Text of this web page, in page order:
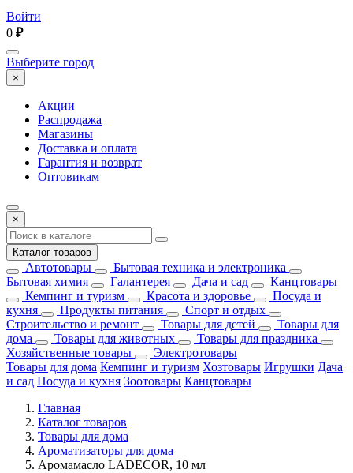
Войти
0 ₽
Выберите город
×
Акции
Распродажа
Магазины
Доставка и оплата
Гарантия и возврат
Оптовикам
×
Каталог товаров
Автотовары
Бытовая техника и электроника
Бытовая химия
Галантерея Дача и сад
Канцтовары
Кемпинг и туризм
Красота и здоровье
Посуда и
кухня
Продукты питания
Спорт и отдых
Строительство и ремонт
Товары для детей
Товары для
дома
Товары для животных
Товары для праздника
Хозяйственные товары
Электротовары
Товары для дома Кемпинг и туризм Хозтовары Игрушки Дача
и сад Посуда и кухня Зоотовары Канцтовары
Главная
Каталог товаров
Товары для дома
Ароматизаторы для дома
Аромамасло LADECOR, 10 мл